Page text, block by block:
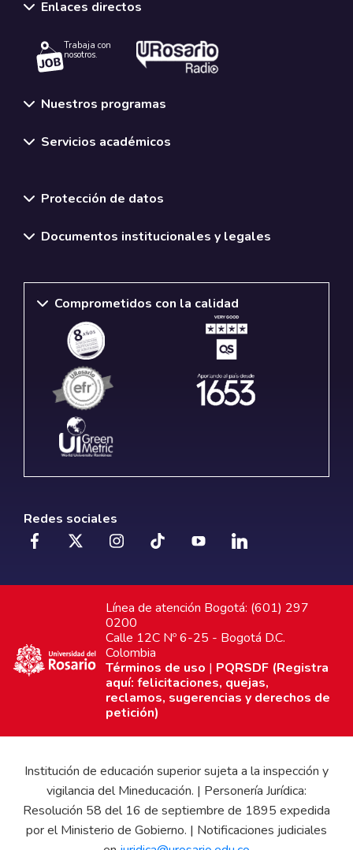
Enlaces directos
Trabaja con
nosotros.
Nuestros programas
Servicios académicos
Protección de datos
Documentos institucionales y legales
Comprometidos con la calidad
Redes sociales
Línea de atención Bogotá: (601) 297
0200
Calle 12C Nº 6-25 - Bogotá D.C.
Colombia
Términos de uso | PQRSDF (Registra
aquí: felicitaciones, quejas,
reclamos, sugerencias y derechos de
petición)
Institución de educación superior sujeta a la inspección y
vigilancia del Mineducación. | Personería Jurídica:
Resolución 58 del 16 de septiembre de 1895 expedida
por el Ministerio de Gobierno. | Notificaciones judiciales